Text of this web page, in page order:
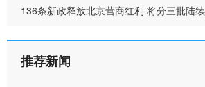
136条新政释放北京营商红利 将分三批陆
推荐新闻